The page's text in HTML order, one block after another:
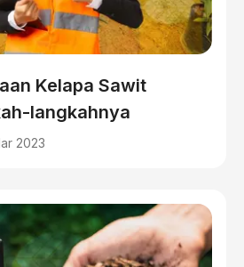
Kelapa Sawit
langkahnya
2023